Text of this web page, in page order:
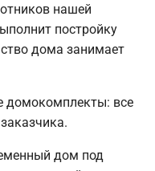
нашей
постройку
дома занимает
домокомплекты: все
дом под